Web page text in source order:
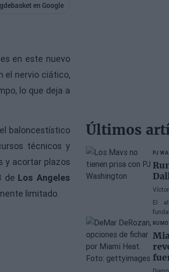
en Google
en este nuevo
el nervio ciático,
lo que deja a
baloncestístico
técnicos y
y acortar plazos
de Los Angeles
limitado.
Últimos
PJ
Víctor
El
por
la